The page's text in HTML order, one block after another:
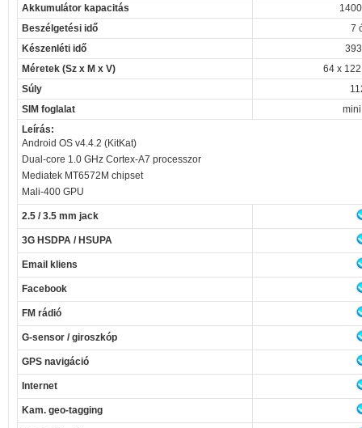
Akkumulátor kapacitás
Beszélgetési idő
7
Készenléti idő
Méretek (Sz x M x V)
64 x
Súly
SIM foglalat
Leírás:
Android OS v4.4.2 (KitKat)
Dual-core 1.0 GHz Cortex-A7 processzor
Mediatek MT6572M chipset
Mali-400 GPU
2.5 / 3.5 mm jack
3G HSDPA / HSUPA
Email kliens
Facebook
FM rádió
G-sensor / giroszkóp
GPS navigáció
Internet
Kam. geo-tagging